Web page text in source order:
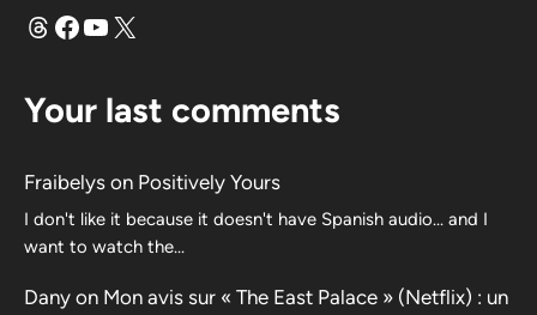
Threads
Facebook
YouTube
X
Your last comments
Fraibelys on Positively Yours
I don't like it because it doesn't have Spanish audio... and I
want to watch the...
Dany on Mon avis sur « The East Palace » (Netflix) : un